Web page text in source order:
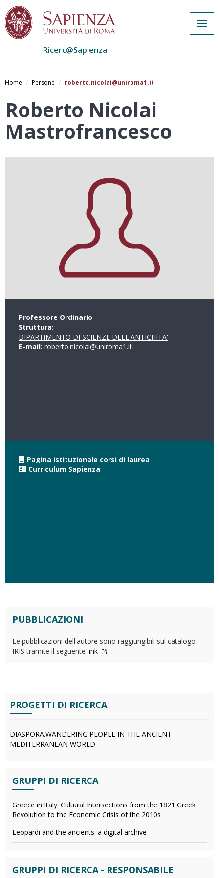
al
Ricerc@Sapienza
Home Persone roberto.nicolai@uniroma1.it
Roberto Nicolai
Mastrofrancesco
Professore Ordinario
Struttura:
DIPARTIMENTO DI SCIENZE DELL'ANTICHITA'
E-mail: roberto.nicolai@uniroma1.it
Pagina istituzionale corsi di laurea
Curriculum Sapienza
PUBBLICAZIONI
Le pubblicazioni dell'autore sono raggiungibili sul catalogo
IRIS tramite il seguente link
PROGETTI DI RICERCA
DIASPORA.WANDERING PEOPLE IN THE ANCIENT
MEDITERRANEAN WORLD
GRUPPI DI RICERCA
Greece in Italy: Cultural Intersections from the 1821 Greek
Revolution to the Economic Crisis of the 2010s
Leopardi and the ancients: a digital archive
GRUPPI DI RICERCA - RESPONSABILE